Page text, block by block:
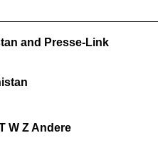
and Presse-Link
W Z Andere